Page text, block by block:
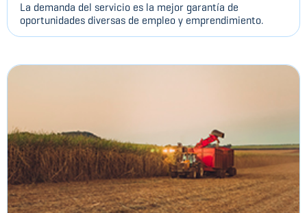
La demanda del servicio es la mejor garantía de
oportunidades diversas de empleo y emprendimiento.